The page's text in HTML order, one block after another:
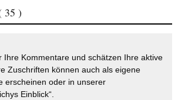
35 )
Ihre Kommentare und schätzen Ihre aktive
Zuschriften können auch als eigene
erscheinen oder in unserer
Einblick“.